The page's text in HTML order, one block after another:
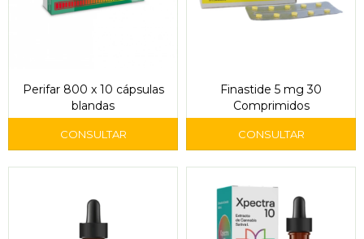
Perifar 800 x 10 cápsulas
blandas
Finastide 5 mg 30
Comprimidos